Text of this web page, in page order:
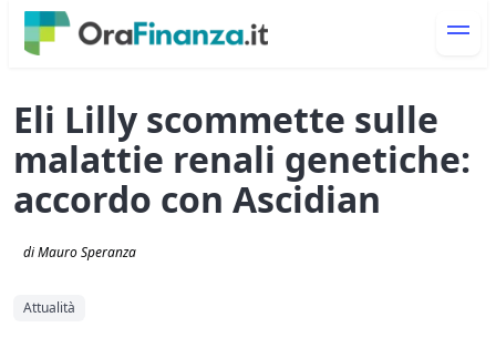
Eli Lilly scommette sulle
malattie renali genetiche:
accordo con Ascidian
di Mauro Speranza
Attualità